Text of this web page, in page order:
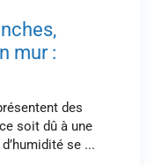
mur :
des
soit dû à une
se ...